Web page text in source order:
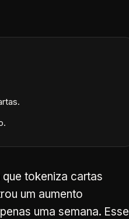
que tokeniza cartas
um aumento
uma semana. Esse